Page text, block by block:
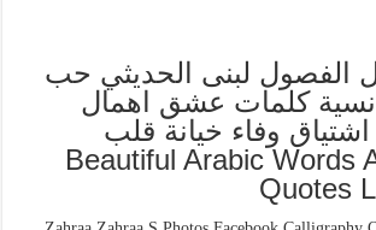
الفصول لبنى الحديثي حب
كلمات عشق اهمال
وفاء خيانة قلب
Beautiful Arabic Words
Quotes